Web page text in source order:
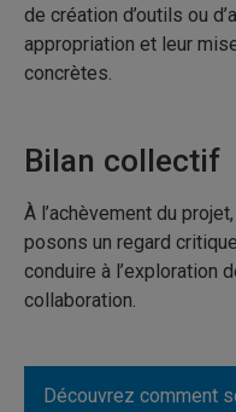
de création d’outils ou
appropriation et leur
concrètes.
Bilan collectif
À l’achèvement du
posons un regard
conduire à l’exploration
collaboration.
Découvrez comment